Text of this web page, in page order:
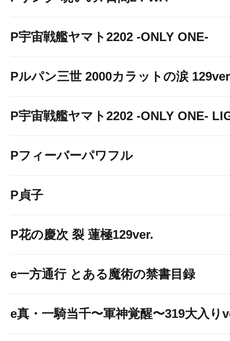
P宇宙戦艦ヤマト2202 -ONLY ONE-
Pルパン三世 2000カラットの涙
P宇宙戦艦ヤマト2202 -ONLY ONE-
Pフィーバーパワフル
P貞子
P花の慶次 裂 蓮極129ver.
e一方通行 とある魔術の禁書目録
e真・一騎当千〜軍神覚醒〜319大入り